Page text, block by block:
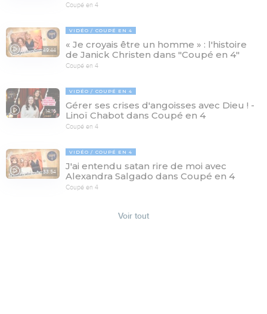
Coupé en 4
49:44
VIDÉO COUPÉ EN 4
« Je croyais être un homme » : l'histoire
de Janick Christen dans "Coupé en 4"
Coupé en 4
14:16
VIDÉO COUPÉ EN 4
Gérer ses crises d'angoisses avec Dieu ! -
Linoï Chabot dans Coupé en 4
Coupé en 4
33:54
VIDÉO COUPÉ EN 4
J'ai entendu satan rire de moi avec
Alexandra Salgado dans Coupé en 4
Coupé en 4
Voir tout